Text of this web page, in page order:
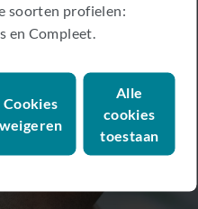
soorten profielen:
en Compleet.
Cookies
weigeren
Alle
cookies
toestaan